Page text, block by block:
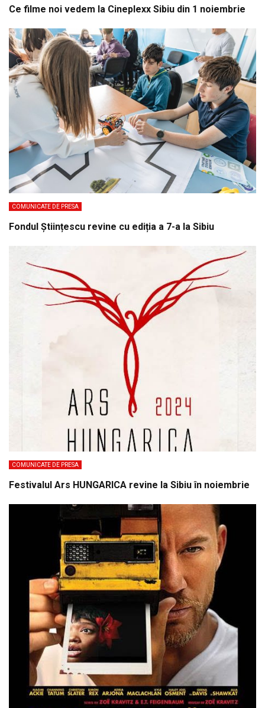
Ce filme noi vedem la Cineplexx Sibiu din 1 noiembrie
COMUNICATE DE PRESA
Fondul Științescu revine cu ediția a 7-a la Sibiu
COMUNICATE DE PRESA
Festivalul Ars HUNGARICA revine la Sibiu în noiembrie